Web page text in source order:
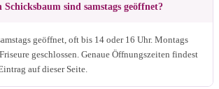
Schicksbaum sind samstags geöffnet?
geöffnet, oft bis 14 oder 16 Uhr. Montags
geschlossen. Genaue Öffnungszeiten findest
auf dieser Seite.